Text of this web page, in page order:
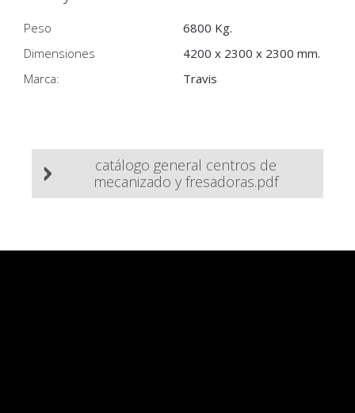
Peso
6800 Kg.
Dimensiones
4200 x 2300 x 2300 mm.
Marca:
Travis
catálogo general centros de
mecanizado y fresadoras.pdf